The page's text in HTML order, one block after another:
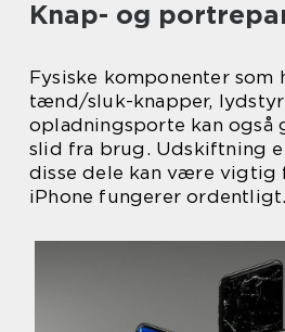
Knap- og
Fysiske komponenter som
tænd/sluk-knapper,
opladningsporte kan også
slid fra brug. Udskiftning
disse dele kan være vigtig
iPhone fungerer ordentligt.